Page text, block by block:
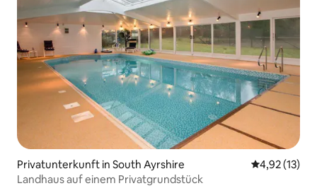
Privatunterkunft in South Ayrshire
4,92 (13)
Landhaus auf einem Privatgrundstück